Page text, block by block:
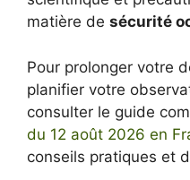
matière de sécurité
Pour prolonger votre
planifier votre
consulter le guide
du 12 août 2026 en
conseils pratiques et